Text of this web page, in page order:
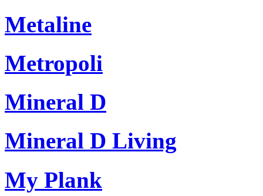
Metaline
Metropoli
Mineral D
Mineral D Living
My Plank